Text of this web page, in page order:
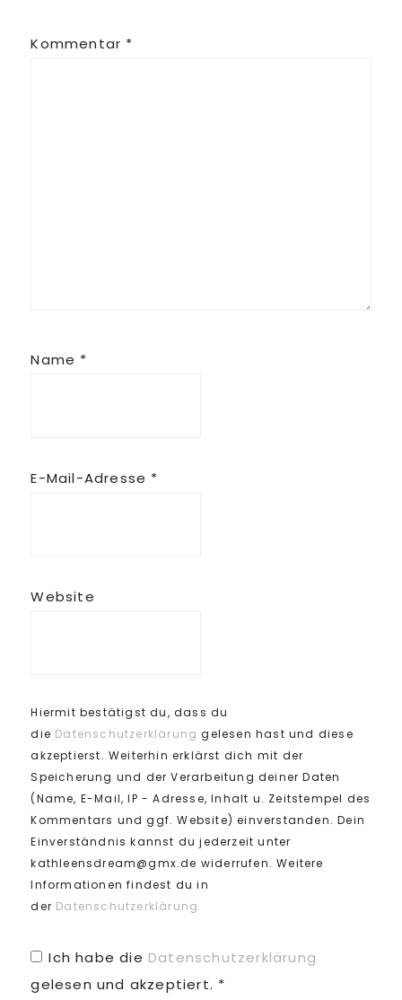
Kommentar *
Name *
E-Mail-Adresse *
Website
Hiermit bestätigst du, dass du
die Datenschutzerklärung gelesen hast und diese
akzeptierst. Weiterhin erklärst dich mit der
Speicherung und der Verarbeitung deiner Daten
(Name, E-Mail, IP - Adresse, Inhalt u. Zeitstempel des
Kommentars und ggf. Website) einverstanden. Dein
Einverständnis kannst du jederzeit unter
kathleensdream@gmx.de widerrufen. Weitere
Informationen findest du in
der Datenschutzerklärung.
Ich habe die Datenschutzerklärung
gelesen und akzeptiert. *